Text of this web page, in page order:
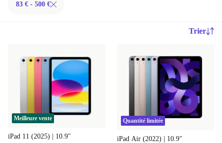
83 € - 500 €
Trier
Meilleure vente
iPad 11 (2025) | 10.9"
Quantité limitée
iPad Air (2022) | 10.9"